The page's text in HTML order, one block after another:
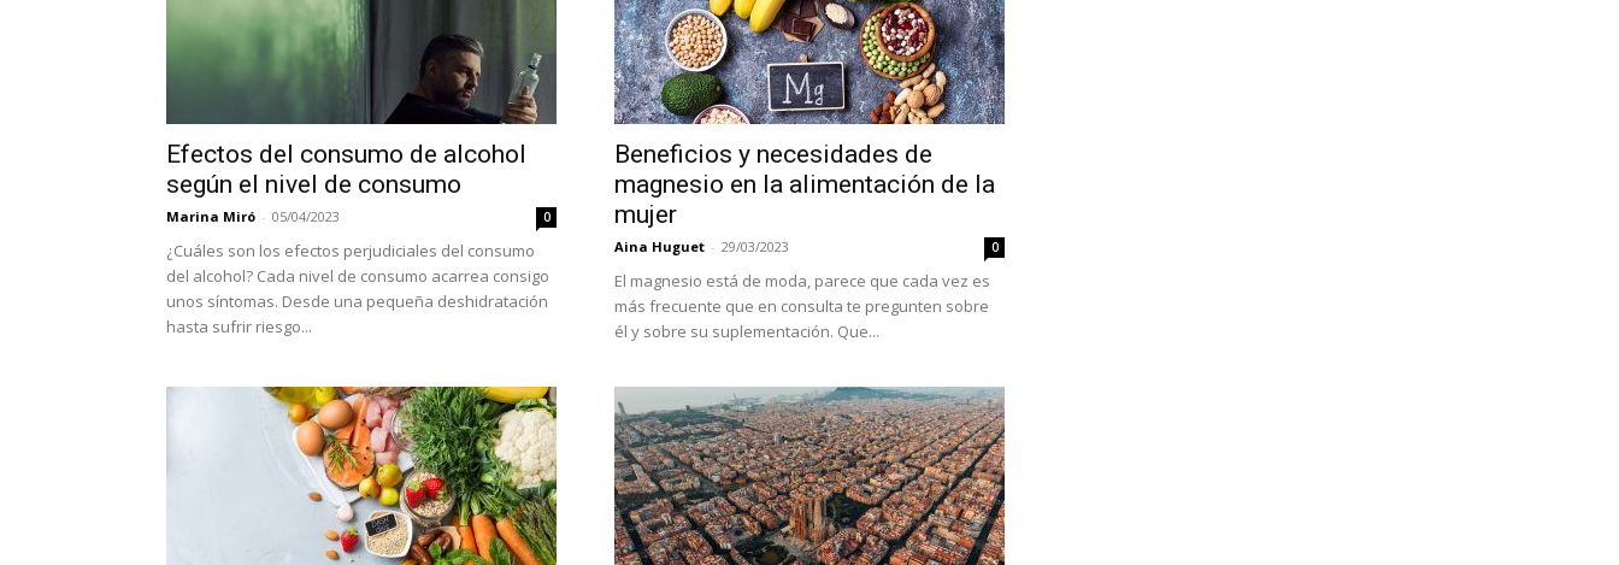
Efectos del consumo de alcohol
según el nivel de consumo
Marina Miró - 05/04/2023 0
¿Cuáles son los efectos perjudiciales del consumo
del alcohol? Cada nivel de consumo acarrea consigo
unos síntomas. Desde una pequeña deshidratación
hasta sufrir riesgo...
Beneficios y necesidades de
magnesio en la alimentación de la
mujer
Aina Huguet - 29/03/2023 0
El magnesio está de moda, parece que cada vez es
más frecuente que en consulta te pregunten sobre
él y sobre su suplementación. Que...